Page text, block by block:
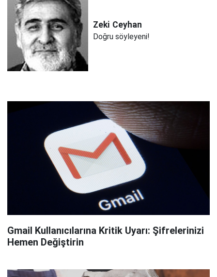
Zeki Ceyhan
Doğru söyleyeni!
Gmail Kullanıcılarına Kritik Uyarı: Şifrelerinizi
Hemen Değiştirin